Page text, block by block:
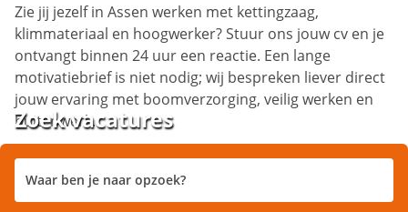
Zie jij jezelf in Assen werken met kettingzaag,
klimmateriaal en hoogwerker? Stuur ons jouw cv en je
ontvangt binnen 24 uur een reactie. Een lange
motivatiebrief is niet nodig; wij bespreken liever direct
jouw ervaring met boomverzorging, veilig werken en
buitenwerk.
Zoek vacatures